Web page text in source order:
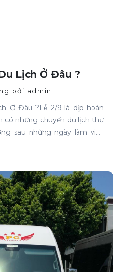
Lịch Ở Đâu ?
bởi admin
Ở Đâu ?Lễ 2/9 là dịp hoàn
có những chuyến du lịch thư
sau những ngày làm việc